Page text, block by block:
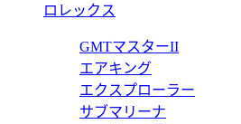
H171435ZH02390
ロレックス
GMTマスターII
エアキング
エクスプローラー
サブマリーナ